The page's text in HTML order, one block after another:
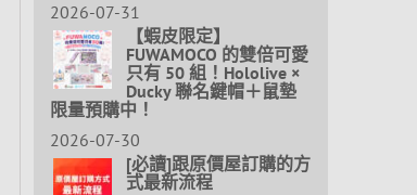
2026-07-31
【蝦皮限定】
FUWAMOCO 的雙倍可愛
只有 50 組！Hololive ×
Ducky 聯名鍵帽＋鼠墊
限量預購中！
2026-07-30
[必讀]跟原價屋訂購的方
式最新流程